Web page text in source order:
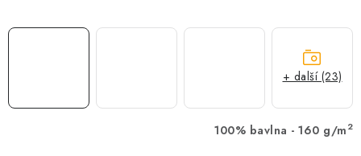
100% bavlna - 160 g/m 2
+ další (23)